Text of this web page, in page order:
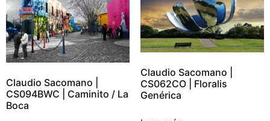
Claudio Sacomano |
CS094BWC | Caminito / La
Boca
Claudio Sacomano |
CS062CO | Floralis
Genérica